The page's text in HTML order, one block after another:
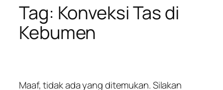
Tag: Konveksi Tas di
Kebumen
Maaf, tidak ada yang ditemukan. Silakan